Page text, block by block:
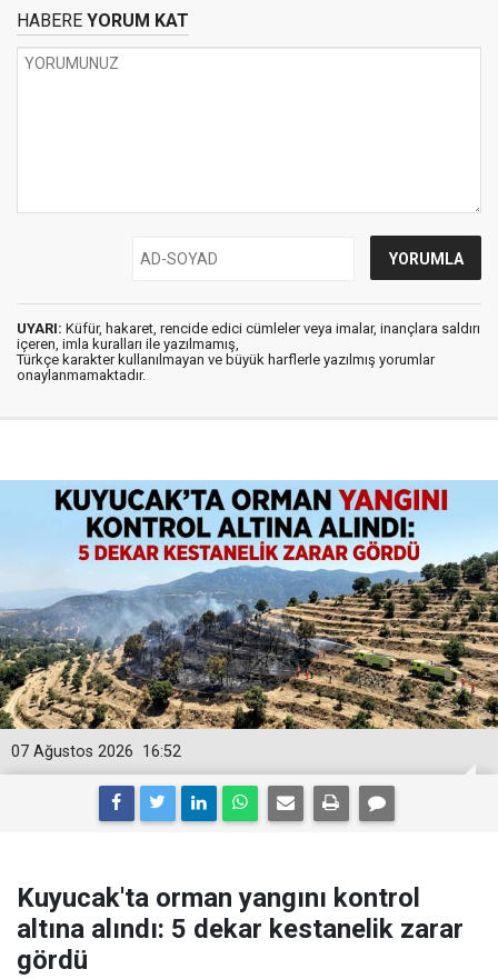
HABERE YORUM KAT
UYARI: Küfür, hakaret, rencide edici cümleler veya imalar, inançlara saldırı
içeren, imla kuralları ile yazılmamış,
Türkçe karakter kullanılmayan ve büyük harflerle yazılmış yorumlar
onaylanmamaktadır.
16:52
07 Ağustos 2026
Kuyucak'ta orman yangını kontrol
altına alındı: 5 dekar kestanelik zarar
gördü